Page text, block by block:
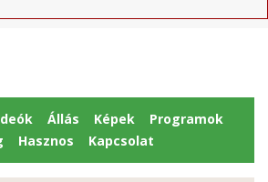
Állás Képek
Programok
Hasznos Kapcsolat